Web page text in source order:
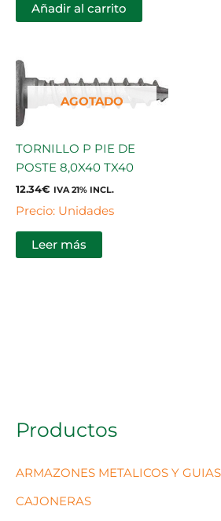
Productos
ARMAZONES METALICOS Y
CAJONERAS
Añadir al carrito
AGOTADO
TORNILLO P PIE DE
POSTE 8,0X40 TX40
12.34€ IVA 21% INCL.
Precio: Unidades
Leer más